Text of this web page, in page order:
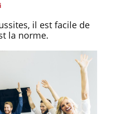
il est facile de
la norme.